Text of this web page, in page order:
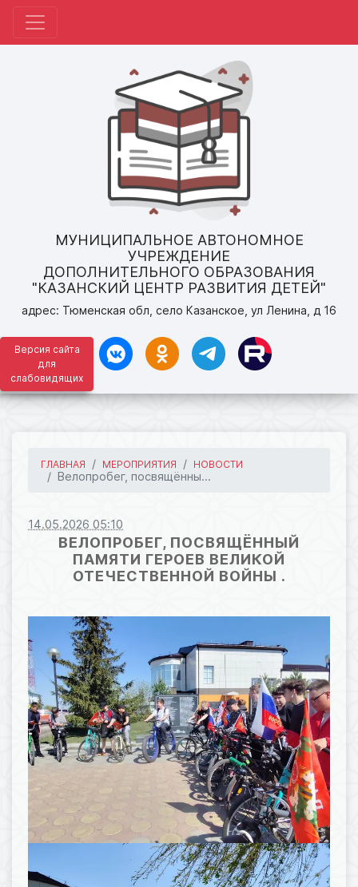
Версия сайта
для
слабовидящих
МУНИЦИПАЛЬНОЕ АВТОНОМНОЕ
УЧРЕЖДЕНИЕ
ДОПОЛНИТЕЛЬНОГО ОБРАЗОВАНИЯ
"КАЗАНСКИЙ ЦЕНТР РАЗВИТИЯ ДЕТЕЙ"
адрес: Тюменская обл, село Казанское, ул Ленина, д 16
ГЛАВНАЯ МЕРОПРИЯТИЯ НОВОСТИ
Велопробег, посвящённы...
14.05.2026 05:10
ВЕЛОПРОБЕГ, ПОСВЯЩЁННЫЙ
ПАМЯТИ ГЕРОЕВ ВЕЛИКОЙ
ОТЕЧЕСТВЕННОЙ ВОЙНЫ .